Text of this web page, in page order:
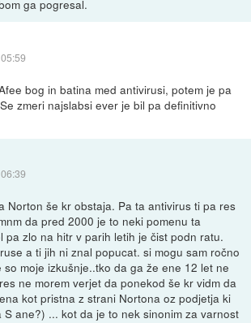
ga pogresal.
bog in batina med antivirusi, potem je pa
zmeri najslabsi ever je bil pa definitivno
Norton še kr obstaja. Pa ta antivirus ti pa res
da pred 2000 je to neki pomenu ta
pa zlo na hitr v parih letih je čist podn ratu.
a ti jih ni znal popucat. si mogu sam ročno
moje izkušnje..tko da ga že ene 12 let ne
ne morem verjet da ponekod še kr vidm da
kot pristna z strani Nortona oz podjetja ki
S ane?) ... kot da je to nek sinonim za varnost